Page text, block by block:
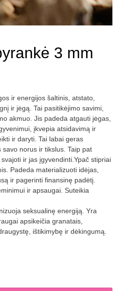
3 mm
ir energijos šaltinis, atstato,
ir jėgą. Tai pasitikėjimo savimi,
akmuo. Jis padeda atgauti jėgas,
įkvepia atsidavimą ir
ir daryti. Tai labai geras
norus ir tikslus. Taip pat
ir jas įgyvendinti.Ypač stipriai
Padeda materializuoti idėjas,
ir pagerinti finansinę padėtį.
ir apsaugai. Suteikia
seksualinę energiją. Yra
apsikeičia granatais,
ištikimybę ir dėkingumą.